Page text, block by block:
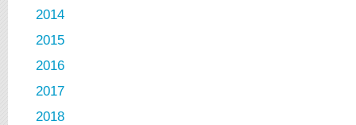
2014
2015
2016
2017
2018